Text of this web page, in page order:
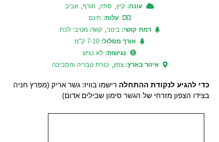
עונה: קיץ, סתיו, חורף, אביב
עלות: חינם
רמת קושי:בינוני, קשה מטיבי לכת
אורך מסלול: 7-10 ק"מ
נגישות: לא נגיש
איזור בארץ:צפון, כנרת טבריה והסביבה
כדי להגיע לנקודת ההתחלה רישמו בוויז: גשר אריק (מפרץ חניה
בצידו הצפון מזרחי של הגשר סימון שבילים אדום)